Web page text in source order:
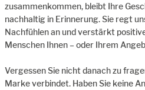
zusammenkommen, bleibt Ihre
nachhaltig in Erinnerung. Sie regt
Nachfühlen an und verstärkt
Menschen Ihnen – oder Ihrem
Vergessen Sie nicht danach zu
Marke verbindet. Haben Sie keine